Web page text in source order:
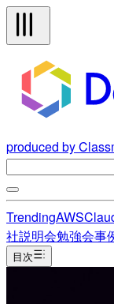
produced by
TrendingAWS
社説明会勉強会事
目次